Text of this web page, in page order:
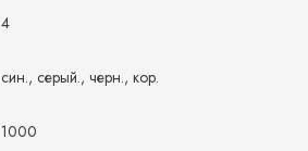
4
син., серый., черн., кор.
1000